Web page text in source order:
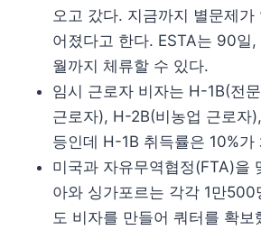
오고 갔다. 지금까지 별문제가
어졌다고 한다. ESTA는 90일
월까지 체류할 수 있다.
임시 근로자 비자는 H-1B(전
근로자), H-2B(비농업 근로자
등인데 H-1B 취득률은 10%가
미국과 자유무역협정(FTA)을
아와 싱가포르는 각각 1만
도 비자를 만들어 쿼터를 확